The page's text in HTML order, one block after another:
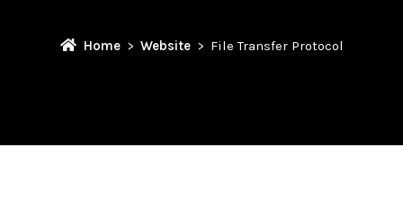
Home Website File Transfer Protocol